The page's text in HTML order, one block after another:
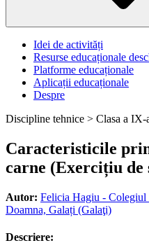
Idei de activități
Resurse educaționale
Platforme educaționale
Aplicații educaționale
Despre
Discipline tehnice > Clasa a IX-
Caracteristicile
carne (Exercițiu de
Autor: Felicia Hagiu - Colegiul
Doamna, Galați (Galaţi)
Descriere: